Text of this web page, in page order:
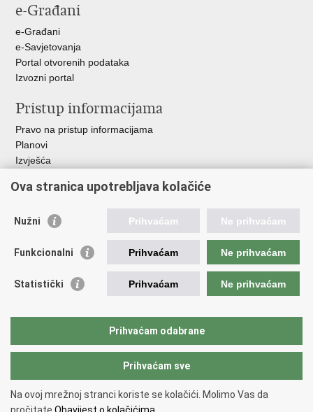
FacebookuTwitteru
e-Građani
e-Građani
e-Savjetovanja
Portal otvorenih podataka
Izvozni portal
Pristup informacijama
Pravo na pristup informacijama
Planovi
Izvješća
Vlada RH
Ured predsjednika
Ministarstvo demografije i useljeništva
HRT - Glas Hrvatske
Copyright © 2026 Središnji državni ured za Hrvate izvan Republike
Hrvatske
Ova stranica upotrebljava kolačiće
Nužni Prihvaćam Ne prihvaćam
Funkcionalni Prihvaćam Ne prihvaćam
Statistički Prihvaćam Ne prihvaćam
Prihvaćam odabrane
Prihvaćam sve
Na ovoj mrežnoj stranci koriste se kolačići. Molimo Vas da